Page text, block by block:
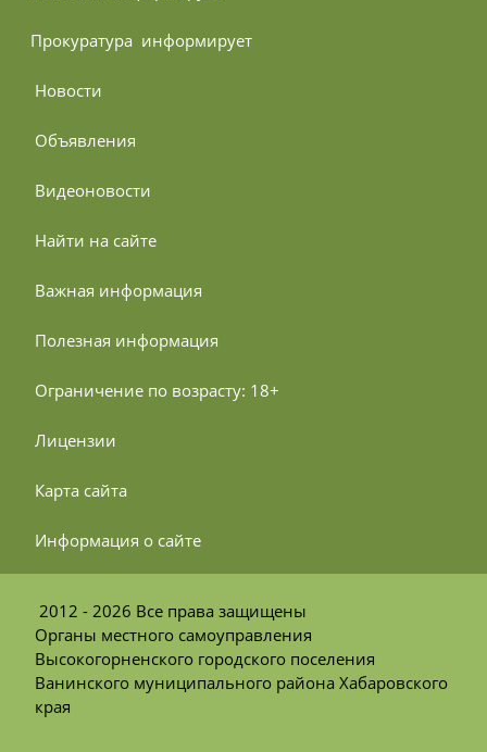
Прокуратура информирует
Новости
Объявления
Видеоновости
Найти на сайте
Важная информация
Полезная информация
Ограничение по возрасту: 18+
Лицензии
Карта сайта
Информация о сайте
2012 - 2026 Все права защищены
Органы местного самоуправления
Высокогорненского городского поселения
Ванинского муниципального района Хабаровского
края